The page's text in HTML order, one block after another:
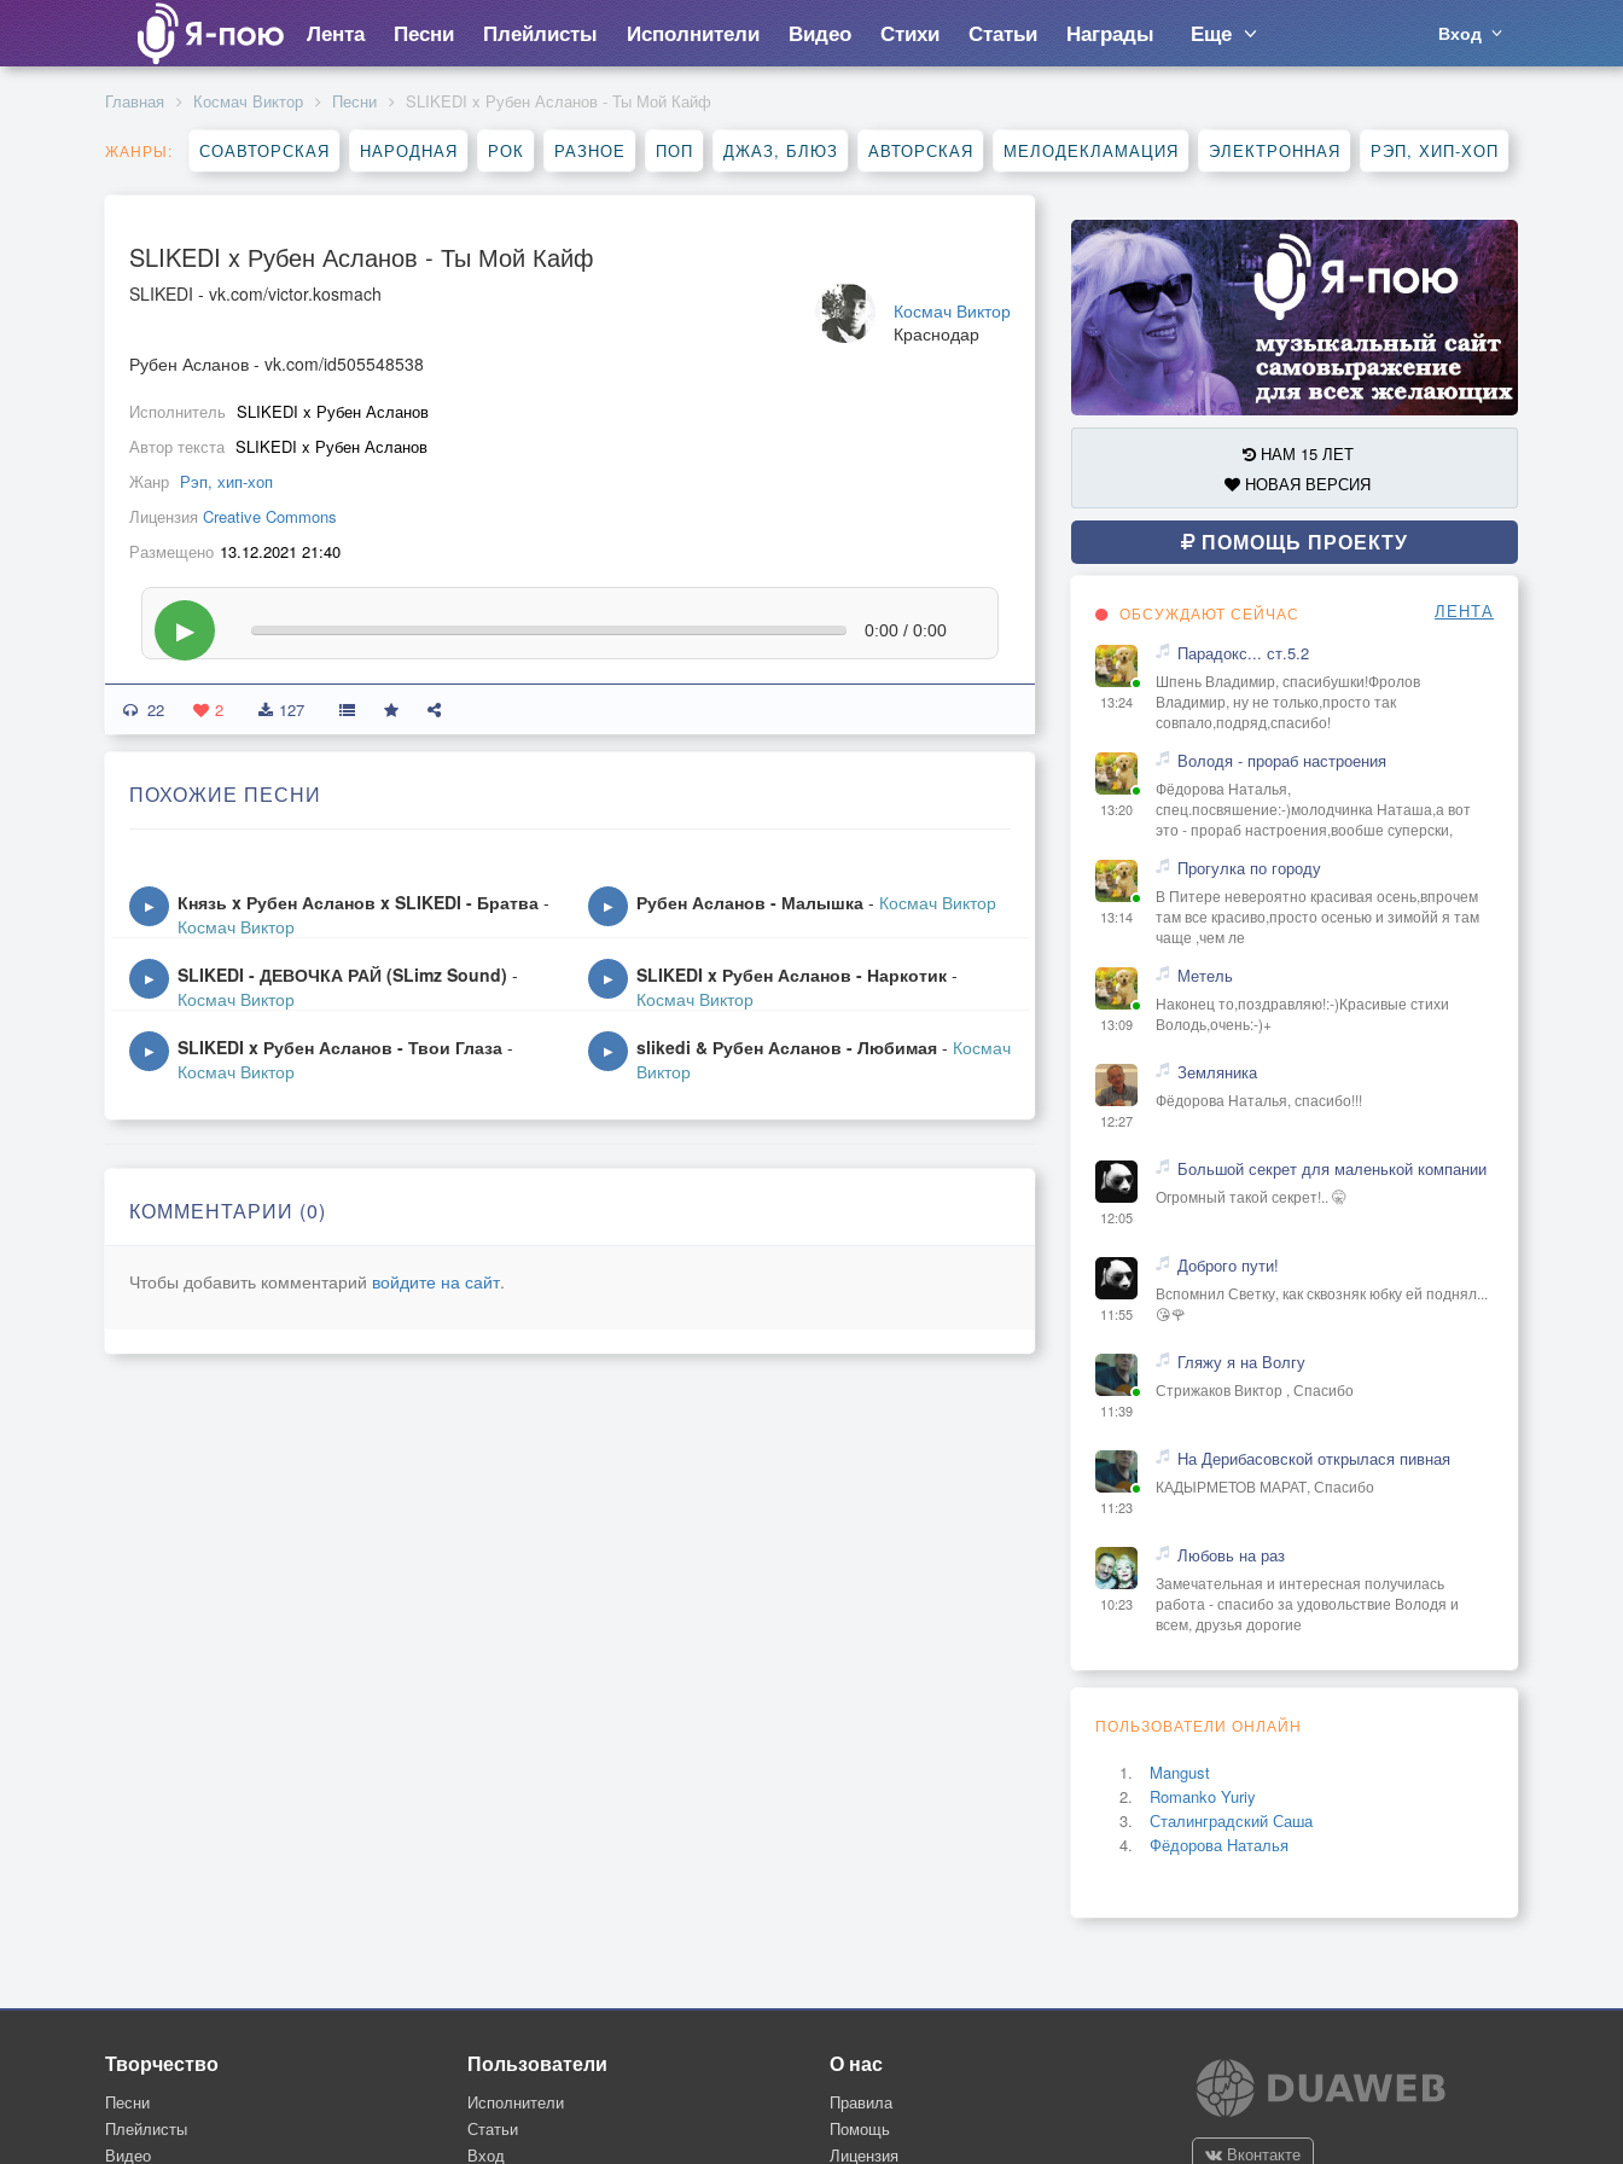
Лента Песни Плейлисты Исполнители Видео Стихи Статьи Награды Еще Вход
Главная Космач Виктор Песни SLIKEDI x Рубен Асланов - Ты Мой Кайф
ЖАНРЫ: СОАВТОРСКАЯ НАРОДНАЯ РОК РАЗНОЕ ПОП ДЖАЗ, БЛЮЗ АВТОРСКАЯ МЕЛОДЕКЛАМАЦИЯ ЭЛЕКТРОННАЯ РЭП, ХИП-ХОП
SLIKEDI x Рубен Асланов - Ты Мой Кайф
Космач Виктор
Краснодар
SLIKEDI - vk.com/victor.kosmach
Рубен Асланов - vk.com/id505548538
Исполнитель SLIKEDI x Рубен Асланов
Автор текста SLIKEDI x Рубен Асланов
Жанр Рэп, хип-хоп
Лицензия Creative Commons
Размещено 13.12.2021 21:40
▶ 0:00 / 0:00
22 2 127
ПОХОЖИЕ ПЕСНИ
▶ Князь x Рубен Асланов x SLIKEDI - Братва -
Космач Виктор
▶ Рубен Асланов - Малышка - Космач Виктор
▶ SLIKEDI - ДЕВОЧКА РАЙ (SLimz Sound) -
Космач Виктор
▶ SLIKEDI x Рубен Асланов - Наркотик -
Космач Виктор
▶ SLIKEDI x Рубен Асланов - Твои Глаза -
Космач Виктор
▶ slikedi & Рубен Асланов - Любимая - Космач
Виктор
КОММЕНТАРИИ (0)
Чтобы добавить комментарий войдите на сайт.
НАМ 15 ЛЕТ
НОВАЯ ВЕРСИЯ
ПОМОЩЬ ПРОЕКТУ
ОБСУЖДАЮТ СЕЙЧАС ЛЕНТА
13:24
Парадокс... ст.5.2
Шпень Владимир, спасибушки!Фролов
Владимир, ну не только,просто так
совпало,подряд,спасибо!
13:20
Володя - прораб настроения
Фёдорова Наталья,
спец.посвяшение:-)молодчинка Наташа,а вот
это - прораб настроения,вообше суперски,
13:14
Прогулка по городу
В Питере невероятно красивая осень,впрочем
там все красиво,просто осенью и зимойй я там
чаще ,чем ле
13:09
Метель
Наконец то,поздравляю!:-)Красивые стихи
Володь,очень:-)+
12:27
Земляника
Фёдорова Наталья, спасибо!!!
12:05
Большой секрет для маленькой компании
Огромный такой секрет!.. 🤫
11:55
Доброго пути!
Вспомнил Светку, как сквозняк юбку ей поднял...
😘🌹
11:39
Гляжу я на Волгу
Стрижаков Виктор , Спасибо
11:23
На Дерибасовской открылася пивная
КАДЫРМЕТОВ МАРАТ, Спасибо
10:23
Любовь на раз
Замечательная и интересная получилась
работа - спасибо за удовольствие Володя и
всем, друзья дорогие
ПОЛЬЗОВАТЕЛИ ОНЛАЙН
Mangust
Romanko Yuriy
Сталинградский Саша
Фёдорова Наталья
Творчество
Песни
Плейлисты
Видео
Пользователи
Исполнители
Статьи
Вход
О нас
Правила
Помощь
Лицензия
Вконтакте